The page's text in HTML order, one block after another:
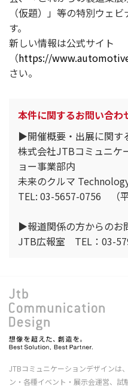
（仮題）」等の特別ウェ
す。
新しい情報は公式サイト
（https://
さい。
本件に関するお問い合わ
▶開催概要・出展に関す
株式会社JTBコミュニケ
ョー事業部内
未来のクルマ
TEL: 03-5657-0756 （平
▶報道関係の方からのお
JTB広報室 TEL：03-
JTBコミュニケーションデザインは
ン・各種イベント・展示会運営、